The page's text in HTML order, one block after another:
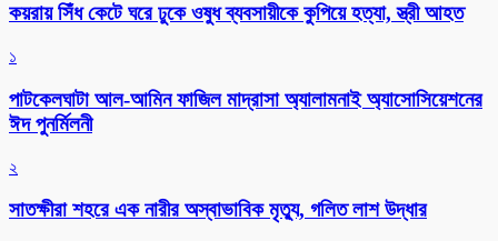
কয়রায় সিঁধ কেটে ঘরে ঢুকে ওষুধ ব্যবসায়ীকে কুপিয়ে হত্যা, স্ত্রী আহত
১
পাটকেলঘাটা আল-আমিন ফাজিল মাদ্রাসা অ্যালামনাই অ্যাসোসিয়েশনের
ঈদ পুনর্মিলনী
২
সাতক্ষীরা শহরে এক নারীর অস্বাভাবিক মৃত্যু, গলিত লাশ উদ্ধার